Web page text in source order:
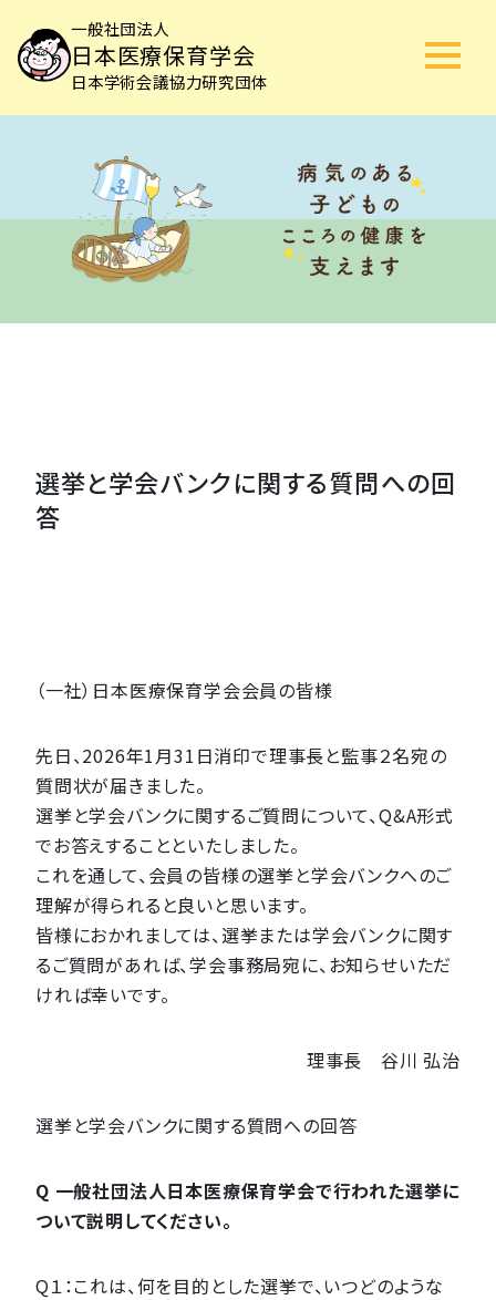
一般社団法人
日本医療保育学会
日本学術会議協力研究団体
選挙と学会バンクに関する質問への回
答
（一社）日本医療保育学会会員の皆様
先日、2026年1月31日消印で理事長と監事２名宛の
質問状が届きました。
選挙と学会バンクに関するご質問について、Q&A形式
でお答えすることといたしました。
これを通して、会員の皆様の選挙と学会バンクへのご
理解が得られると良いと思います。
皆様におかれましては、選挙または学会バンクに関す
るご質問があれば、学会事務局宛に、お知らせいただ
ければ幸いです。
理事長 谷川 弘治
選挙と学会バンクに関する質問への回答
Q 一般社団法人日本医療保育学会で行われた選挙に
ついて説明してください。
Q１：これは、何を目的とした選挙で、いつどのような